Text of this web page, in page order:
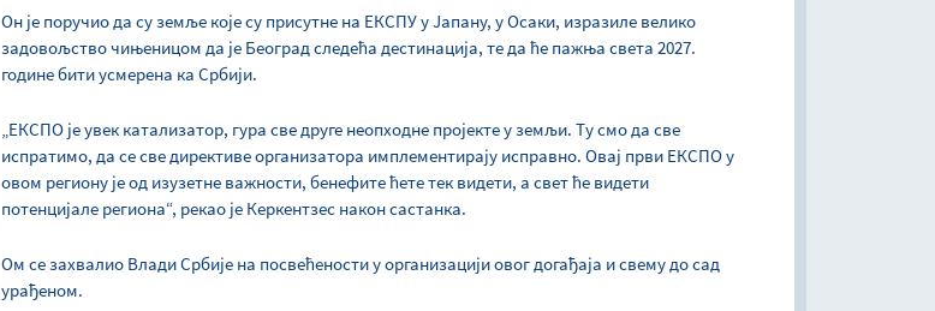
Он је поручио да су земље које су присутне на ЕКСПУ у Јапану, у Осаки, изразиле велико
задовољство чињеницом да је Београд следећа дестинација, те да ће пажња света 2027.
године бити усмерена ка Србији.
„ЕКСПО је увек катализатор, гура све друге неопходне пројекте у земљи. Ту смо да све
испратимо, да се све директиве организатора имплементирају исправно. Овај први ЕКСПО у
овом региону је од изузетне важности, бенефите ћете тек видети, а свет ће видети
потенцијале региона“, рекао је Керкентзес након састанка.
Ом се захвалио Влади Србије на посвећености у организацији овог догађаја и свему до сад
урађеном.